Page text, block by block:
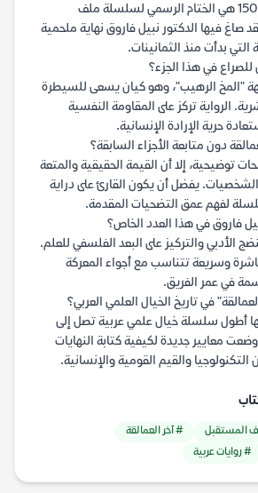
نعم، تعتبر الرواية رقم 150 هي الختام الرسمي لسلسلة ملف
صاغ فيها الدكتور نبيل فاروق نهاية ملحمية
بدأت منذ الثمانينات.
في هذا الجزء؟
"المخ الرهيب"، وهو كيان يسعى للسيطرة
الرواية تركز على المقاومة النفسية
حرية الإرادة الإنسانية.
دون متابعة الأجزاء السابقة؟
توضيحية، إلا أن القيمة الحقيقية والمتعة
يفضل أن يكون القارئ على دراية
لفهم عمق التضحيات المقدمة.
فاروق في هذا العدد الخاص؟
الأدبي والتركيز على البعد الفلسفي للعلم.
وسريعة تتناسب مع أجواء المعركة
في عمر الفريق.
في تاريخ الخيال العلمي العربي؟
أطول سلسلة خيال علمي عربية تصل إلى
معايير جديدة لكيفية كتابة النهايات
التكنولوجيا والقيم القومية والإنسانية.
المستقبل
# آخر العمالقة
# روايات عربية